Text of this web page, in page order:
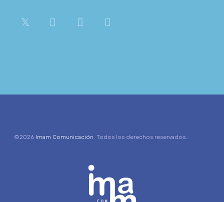
©2026 Imam Comunicación. Todos los derechos reservados.